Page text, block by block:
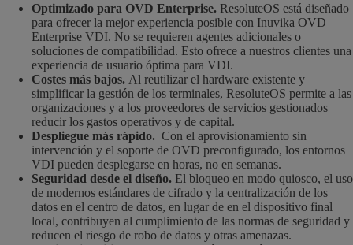
Optimizado para OVD Enterprise. ResoluteOS está diseñado
para ofrecer la mejor experiencia posible con Inuvika OVD
Enterprise VDI. No se requieren agentes adicionales o
soluciones de compatibilidad. Esto ofrece a nuestros clientes una
experiencia de usuario óptima para VDI.
Costes más bajos. Al reutilizar el hardware existente y
simplificar la gestión de los terminales, ResoluteOS permite a las
organizaciones y a los proveedores de servicios gestionados
reducir los gastos operativos y de capital.
Despliegue más rápido. Con el aprovisionamiento sin
intervención y el soporte de OVD preconfigurado, los entornos
VDI pueden desplegarse en horas, no en semanas.
Seguridad desde el diseño. El bloqueo en modo quiosco, el uso
de modernos estándares de cifrado y la centralización de los
datos en el centro de datos, en lugar de en el dispositivo final
local, contribuyen al cumplimiento de las normas de seguridad y
reducen el riesgo de robo de datos y otras amenazas.